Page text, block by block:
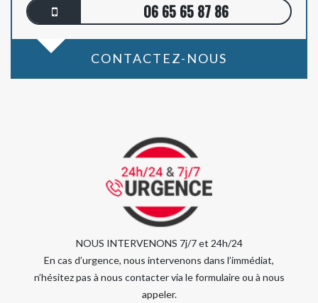
06 65 65 87 86
CONTACTEZ-NOUS
NOUS INTERVENONS 7j/7 et 24h/24
En cas d’urgence, nous intervenons dans l’immédiat,
n’hésitez pas à nous contacter via le formulaire ou à nous
appeler.